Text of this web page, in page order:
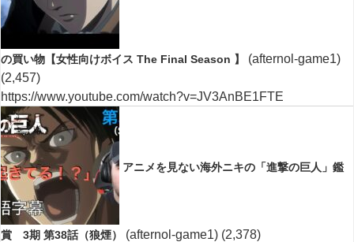
の買い物【女性向けボイス The Final Season 】
(afternol-game1)
(2,457)
https://www.youtube.com/watch?v=JV3AnBE1FTE
アニメを見ない海外ニキの「進撃の巨人」鑑
賞 3期 第38話（狼煙） (afternol-game1) (2,378)